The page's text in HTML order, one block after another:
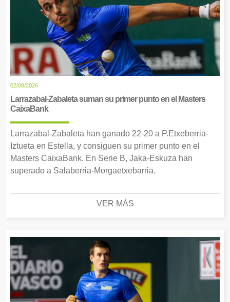
02/08/2026
Larrazabal-Zabaleta suman su primer punto en el Masters
CaixaBank
Larrazabal-Zabaleta han ganado 22-20 a P.Etxeberria-
Iztueta en Estella, y consiguen su primer punto en el
Masters CaixaBank. En Serie B, Jaka-Eskuza han
superado a Salaberria-Morgaetxebarria.
VER MÁS